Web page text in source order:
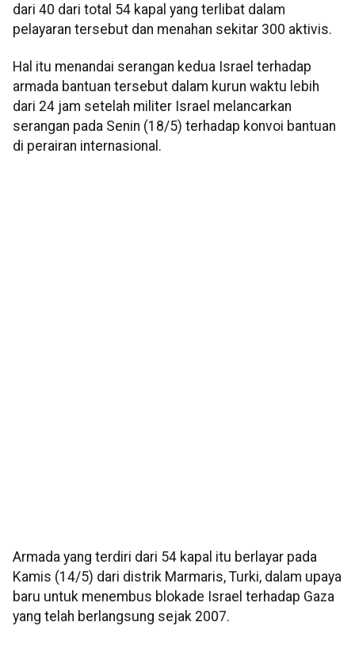
dari 40 dari total 54 kapal yang terlibat dalam
pelayaran tersebut dan menahan sekitar 300 aktivis.
Hal itu menandai serangan kedua Israel terhadap
armada bantuan tersebut dalam kurun waktu lebih
dari 24 jam setelah militer Israel melancarkan
serangan pada Senin (18/5) terhadap konvoi bantuan
di perairan internasional.
Armada yang terdiri dari 54 kapal itu berlayar pada
Kamis (14/5) dari distrik Marmaris, Turki, dalam upaya
baru untuk menembus blokade Israel terhadap Gaza
yang telah berlangsung sejak 2007.